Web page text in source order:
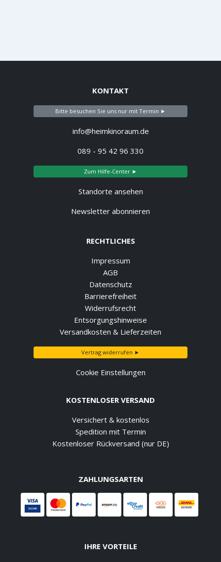
KONTAKT
Bitte besuchen Sie uns nur mit Termin ►
info@heimkinoraum.de
089 - 95 42 96 330
Zum Hilfe-Center ►
Standorte ansehen
Newsletter abonnieren
RECHTLICHES
Impressum
AGB
Datenschutz
Barrierefreiheit
Widerrufsrecht
Entsorgungshinweise
Versandkosten & Lieferzeiten
Vertrag widerrufen ►
Cookie Einstellungen
KOSTENLOSER VERSAND
Versichert & kostenlos
Spedition mit Termin
Kostenloser Rückversand (nur DE)
ZAHLUNGSARTEN
IHRE VORTEILE